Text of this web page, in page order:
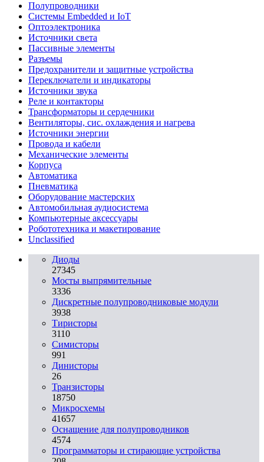
Полупроводники
Системы Embedded и IoT
Oптоэлектроника
Источники света
Пассивные элементы
Разъeмы
Предохранители и защитные устройства
Переключатели и индикаторы
Источники звука
Реле и контакторы
Трансформаторы и сердечники
Вентиляторы, сис. охлаждения и нагрева
Источники энергии
Провода и кабели
Механические элементы
Корпуса
Автоматика
Пневматика
Оборудование мастерских
Автомобильная аудиосистема
Компьютерные аксессуары
Робототехника и макетирование
Unclassified
Диоды
27345
Мосты выпрямительные
3336
Дискретные полупроводниковые модули
3938
Тиристоры
3110
Симисторы
991
Динисторы
26
Транзисторы
18750
Микросхемы
41657
Оснащение для полупроводников
4574
Программаторы и стирающие устройства